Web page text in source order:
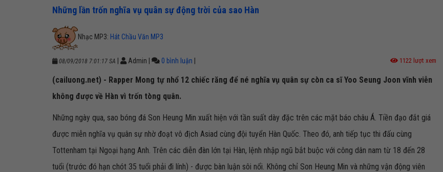
Những lần trốn nghĩa vụ quân sự động trời của sao Hàn
Nhạc MP3: Hát Chầu Văn MP3
08/09/2018 7:01:17 SA Admin 0 bình luận 1122 lượt xem
(cailuong.net) - Rapper Mong tự nhổ 12 chiếc răng để né nghĩa vụ quân sự còn ca sĩ Yoo Seung Joon vĩnh viễn
không được về Hàn vì trốn tòng quân.
Những ngày qua, sao bóng đá Son Heung Min xuất hiện với tần suất dày đặc trên các mặt báo châu Á. Tiền đạo đắt giá
được miễn nghĩa vụ quân sự nhờ đoạt vô địch Asiad cùng đội tuyển Hàn Quốc. Theo đó, anh tiếp tục thi đấu cùng
Tottenham tại Ngoại hạng Anh. Trên các diễn đàn lớn tại Hàn, lệnh nhập ngũ bắt buộc với công dân nam từ 18 đến 28
tuổi (trước đó hạn chót 35 tuổi phải đi lính) - được bàn luận sôi nổi. Không chỉ Son Heung Min và những vận động viên